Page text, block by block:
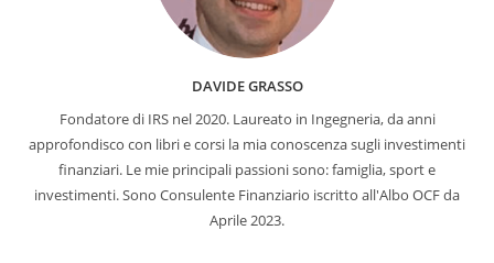
DAVIDE GRASSO
Fondatore di IRS nel 2020. Laureato in Ingegneria, da anni
approfondisco con libri e corsi la mia conoscenza sugli investimenti
finanziari. Le mie principali passioni sono: famiglia, sport e
investimenti. Sono Consulente Finanziario iscritto all'Albo OCF da
Aprile 2023.